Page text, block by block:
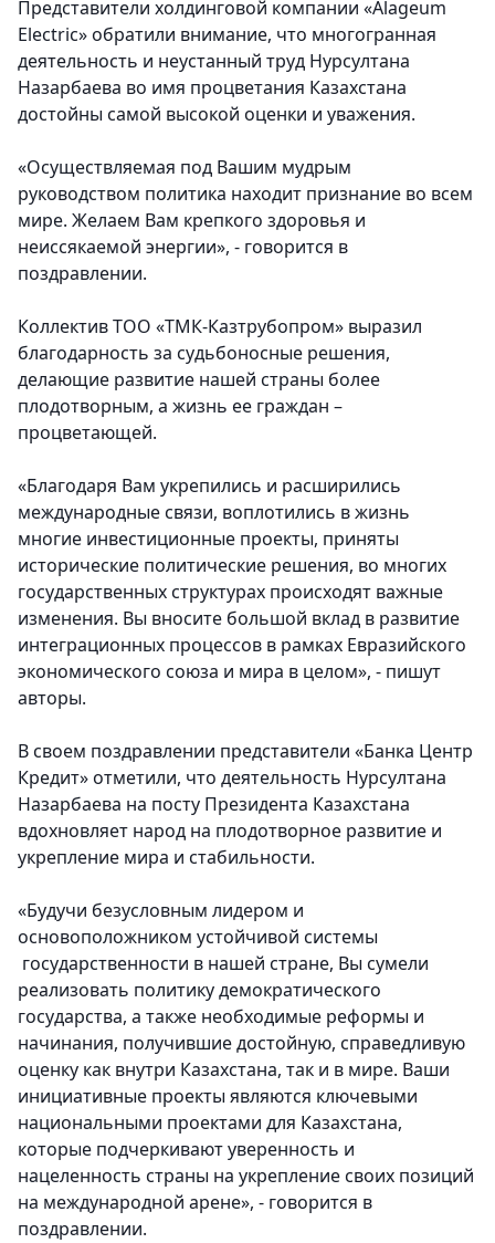
Представители холдинговой компании «Alageum
Electric»обратили внимание, что многогранная
деятельность и неустанный труд Нурсултана
Назарбаева во имя процветания Казахстана
достойны самой высокой оценки и уважения.
«Осуществляемая под Вашим мудрым
руководством политика находит признание во всем
мире. Желаем Вам крепкого здоровья и
неиссякаемой энергии», - говорится в
поздравлении.
Коллектив ТОО «ТМК-Казтрубопром» выразил
благодарность за судьбоносные решения,
делающие развитие нашей страны более
плодотворным, а жизнь ее граждан –
процветающей.
«Благодаря Вам укрепились и расширились
международные связи, воплотились в жизнь
многие инвестиционные проекты, приняты
исторические политические решения, во многих
государственных структурах происходят важные
изменения. Вы вносите большой вклад в развитие
интеграционных процессов в рамках Евразийского
экономического союза и мира в целом», - пишут
авторы.
В своем поздравлении представители «Банка Центр
Кредит»отметили, что деятельность Нурсултана
Назарбаева на посту Президента Казахстана
вдохновляет народ на плодотворное развитие и
укрепление мира и стабильности.
«Будучи безусловным лидером и
основоположником устойчивой системы
государственности в нашей стране, Вы сумели
реализовать политику демократического
государства, а также необходимые реформы и
начинания, получившие достойную, справедливую
оценку как внутри Казахстана, так и в мире. Ваши
инициативные проекты являются ключевыми
национальными проектами для Казахстана,
которые подчеркивают уверенность и
нацеленность страны на укрепление своих позиций
на международной арене», - говорится в
поздравлении.